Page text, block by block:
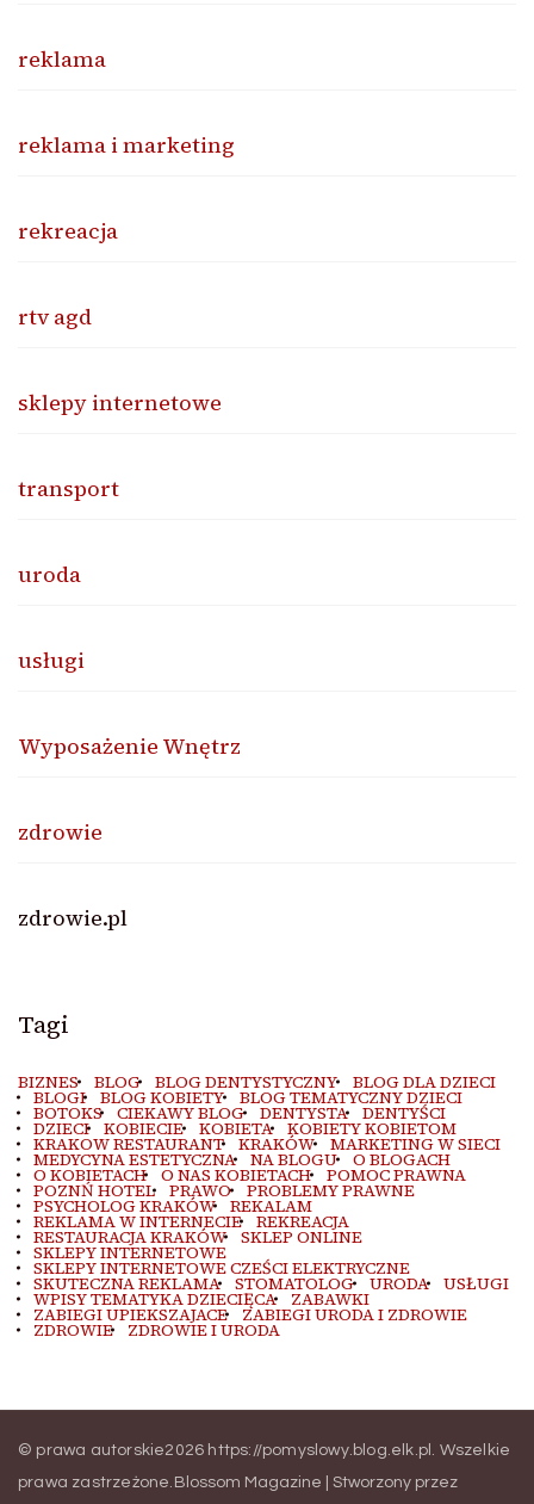
reklama
reklama i marketing
rekreacja
rtv agd
sklepy internetowe
transport
uroda
usługi
Wyposażenie Wnętrz
zdrowie
zdrowie.pl
Tagi
BIZNES BLOG BLOG DENTYSTYCZNY BLOG DLA DZIECI
BLOGI BLOG KOBIETY BLOG TEMATYCZNY DZIECI
BOTOKS CIEKAWY BLOG DENTYSTA DENTYŚCI
DZIECI KOBIECIE KOBIETA KOBIETY KOBIETOM
KRAKOW RESTAURANT KRAKÓW MARKETING W SIECI
MEDYCYNA ESTETYCZNA NA BLOGU O BLOGACH
O KOBIETACH O NAS KOBIETACH POMOC PRAWNA
POZNŃ HOTEL PRAWO PROBLEMY PRAWNE
PSYCHOLOG KRAKÓW REKALAM
REKLAMA W INTERNECIE REKREACJA
RESTAURACJA KRAKÓW SKLEP ONLINE
SKLEPY INTERNETOWE
SKLEPY INTERNETOWE CZEŚCI ELEKTRYCZNE
SKUTECZNA REKLAMA STOMATOLOG URODA USŁUGI
WPISY TEMATYKA DZIECIĘCA ZABAWKI
ZABIEGI UPIEKSZAJACE ZABIEGI URODA I ZDROWIE
ZDROWIE ZDROWIE I URODA
© prawa autorskie2026 https://pomyslowy.blog.elk.pl
. Wszelkie
prawa zastrzeżone. Blossom Magazine | Stworzony przez